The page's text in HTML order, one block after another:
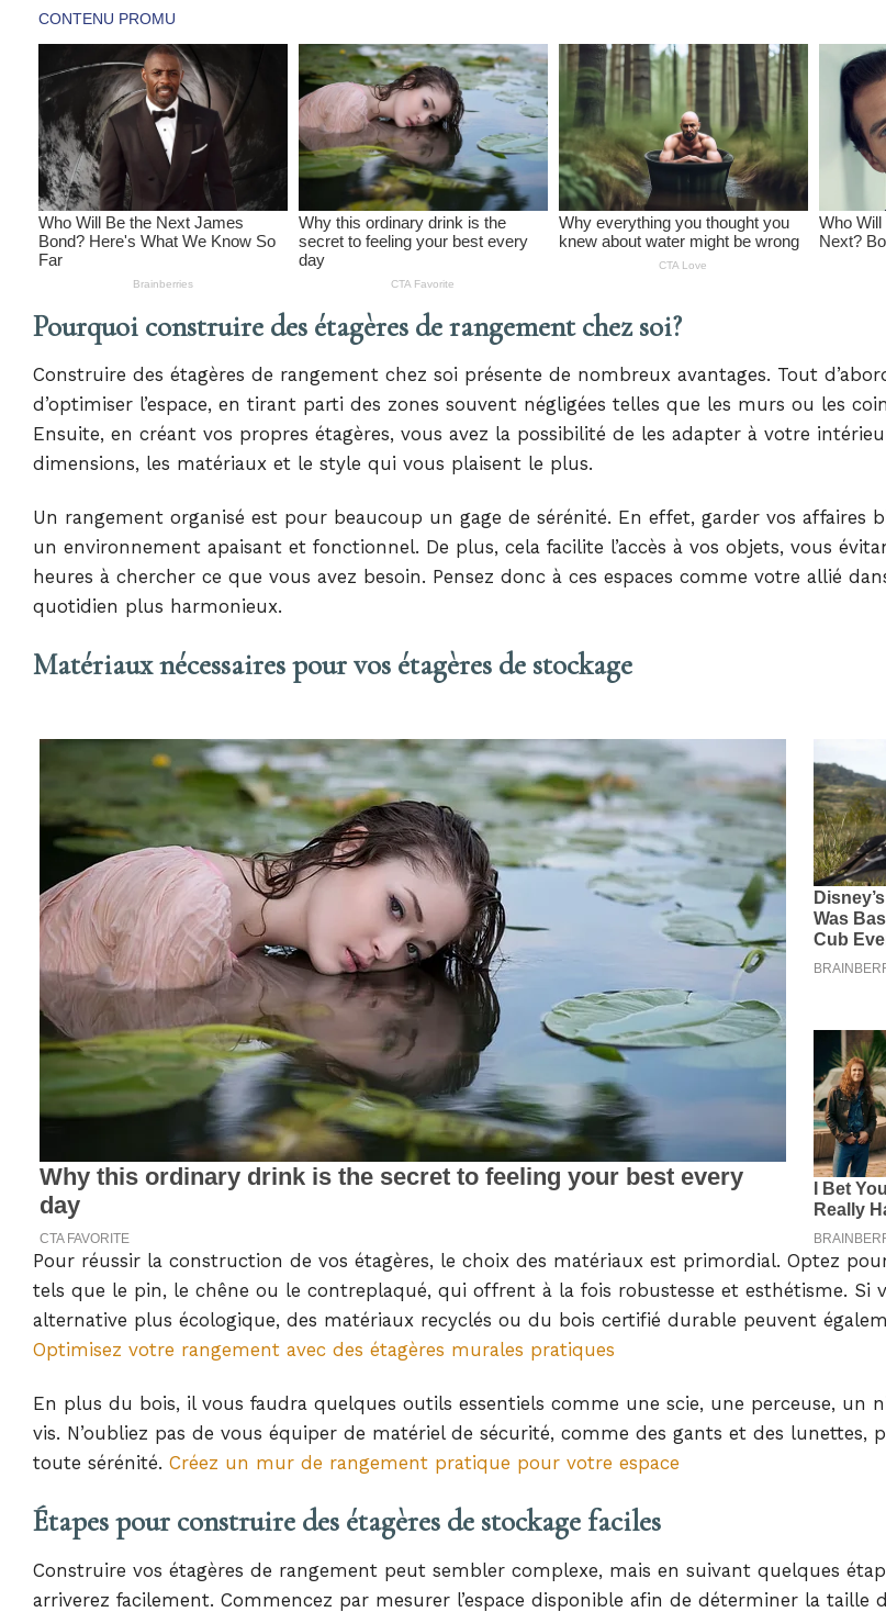
Pourquoi construire des étagères de rangement chez soi?
Construire des étagères de rangement chez soi présente de nombreux avantages. Tout
d’optimiser l’espace, en tirant parti des zones souvent négligées telles que les murs ou les
Ensuite, en créant vos propres étagères, vous avez la possibilité de les adapter à votre
dimensions, les matériaux et le style qui vous plaisent le plus.
Un rangement organisé est pour beaucoup un gage de sérénité. En effet, garder vos affaires
un environnement apaisant et fonctionnel. De plus, cela facilite l’accès à vos objets, vous
heures à chercher ce que vous avez besoin. Pensez donc à ces espaces comme votre allié
quotidien plus harmonieux.
Matériaux nécessaires pour vos étagères de stockage
Pour réussir la construction de vos étagères, le choix des matériaux est primordial. Optez
tels que le pin, le chêne ou le contreplaqué, qui offrent à la fois robustesse et esthétisme. Si
alternative plus écologique, des matériaux recyclés ou du bois certifié durable peuvent
Optimisez votre rangement avec des étagères murales pratiques
En plus du bois, il vous faudra quelques outils essentiels comme une scie, une perceuse, un
vis. N’oubliez pas de vous équiper de matériel de sécurité, comme des gants et des lunettes,
toute sérénité. Créez un mur de rangement pratique pour votre espace
Étapes pour construire des étagères de stockage faciles
Construire vos étagères de rangement peut sembler complexe, mais en suivant quelques
arriverez facilement. Commencez par mesurer l’espace disponible afin de déterminer la taille